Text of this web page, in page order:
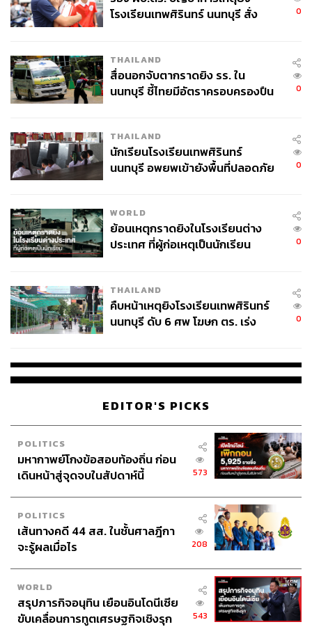
โรงเรียนเทพศิรินทร์ นนทบุรี สั่ง
0
THAILAND
สื่อนอกจับตากราดยิง รร. ใน
นนทบุรี ชี้ไทยมีอัตราครอบครองปืน
0
THAILAND
นักเรียนโรงเรียนเทพศิรินทร์
นนทบุรี อพยพเข้ายังพื้นที่ปลอดภัย
0
WORLD
ย้อนเหตุกราดยิงในโรงเรียนต่าง
ประเทศ ที่ผู้ก่อเหตุเป็นนักเรียน
0
THAILAND
คืบหน้าเหตุยิงโรงเรียนเทพศิรินทร์
นนทบุรี ดับ 6 ศพ โฆษก ตร. เร่ง
0
EDITOR'S PICKS
POLITICS
มหากาพย์โกงข้อสอบท้องถิ่น ก่อน
เดินหน้าสู่จุดจบในสัปดาห์นี้
573
POLITICS
เส้นทางคดี 44 สส. ในชั้นศาลฎีกา
จะรู้ผลเมื่อไร
208
WORLD
สรุปภารกิจอนุทิน เยือนอินโดนีเซีย
ขับเคลื่อนการทูตเศรษฐกิจเชิงรุก
543